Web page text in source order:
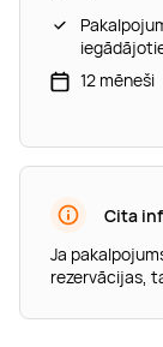
12 mēneši
Cita
Ja
rezervācijas,